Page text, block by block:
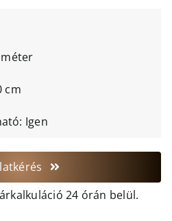
cm
Igen
24 órán belül.